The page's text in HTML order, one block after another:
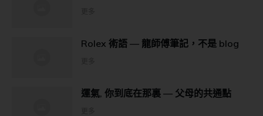
Rolex 術語 — 龍師傅筆記，不是 blog
運氣, 你到底在那裏 — 父母的共通點